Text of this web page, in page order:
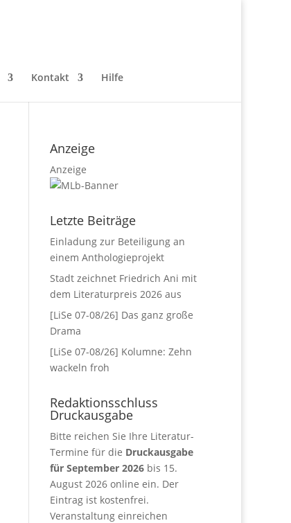
Kontakt Hilfe
Anzeige
Anzeige
Letzte Beiträge
Einladung zur Beteiligung an
einem Anthologieprojekt
Stadt zeichnet Friedrich Ani mit
dem Literaturpreis 2026 aus
[LiSe 07-08/26] Das ganz große
Drama
[LiSe 07-08/26] Kolumne: Zehn
wackeln froh
Redaktionsschluss
Druckausgabe
Bitte reichen Sie Ihre Literatur-
Termine für die Druckausgabe
für September 2026 bis 15.
August 2026 online ein. Der
Eintrag ist kostenfrei.
Veranstaltung einreichen